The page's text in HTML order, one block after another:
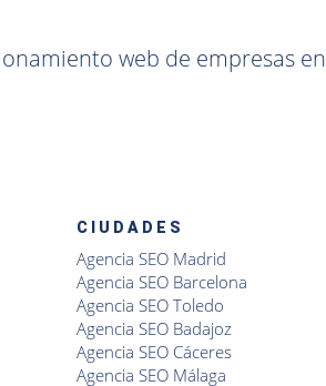
web de empresas en
CIUDADES
Agencia SEO Madrid
Agencia SEO Barcelona
Agencia SEO Toledo
Agencia SEO Badajoz
Agencia SEO Cáceres
Agencia SEO Málaga